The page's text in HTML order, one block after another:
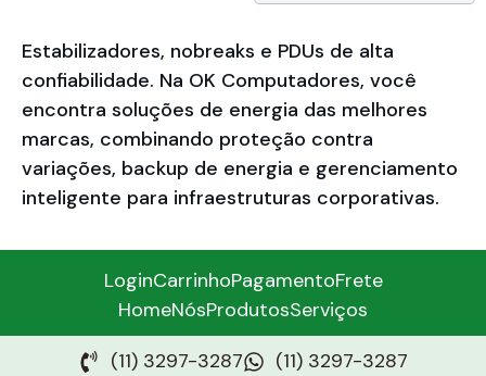
Estabilizadores, nobreaks e PDUs de alta
confiabilidade. Na OK Computadores, você
encontra soluções de energia das melhores
marcas, combinando proteção contra
variações, backup de energia e gerenciamento
inteligente para infraestruturas corporativas.
LoginCarrinhoPagamentoFrete
HomeNósProdutosServiços
(11) 3297-3287
(11) 3297-3287